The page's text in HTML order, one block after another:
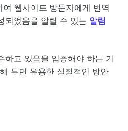
웹사이트 방문자에게 번역
되었음을 알릴 수 있는 알림
하고 있음을 입증해야 하는 기
두면 유용한 실질적인 방안